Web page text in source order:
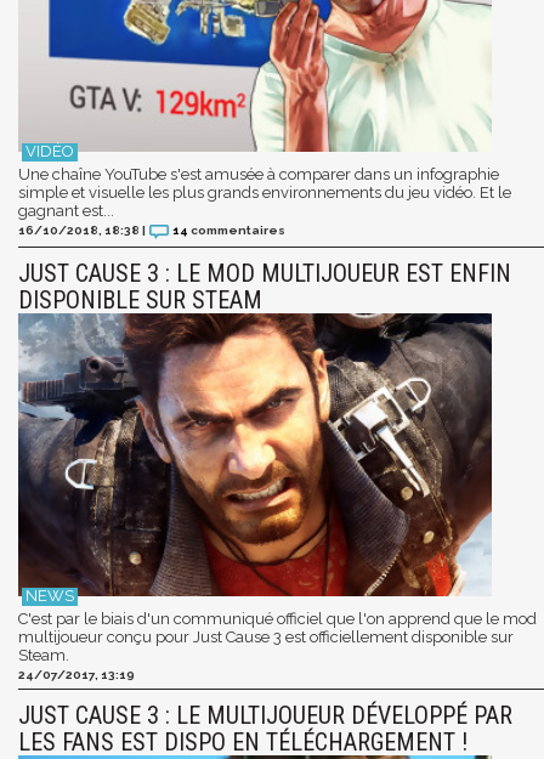
Une chaîne YouTube s'est amusée à comparer dans un infographie
simple et visuelle les plus grands environnements du jeu vidéo. Et le
gagnant est...
16/10/2018, 18:38 | 14 commentaires
JUST CAUSE 3 : LE MOD MULTIJOUEUR EST ENFIN
DISPONIBLE SUR STEAM
C'est par le biais d'un communiqué officiel que l'on apprend que le mod
multijoueur conçu pour Just Cause 3 est officiellement disponible sur
Steam.
24/07/2017, 13:19
JUST CAUSE 3 : LE MULTIJOUEUR DÉVELOPPÉ PAR
LES FANS EST DISPO EN TÉLÉCHARGEMENT !